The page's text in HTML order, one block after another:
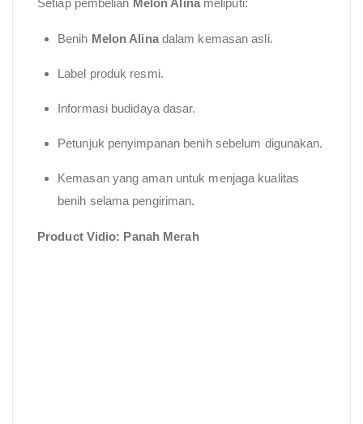
Benih Melon Alinadalam kemasan asli.
Label produk resmi.
Informasi budidaya dasar.
Petunjuk penyimpanan benih sebelum digunakan.
Kemasan yang aman untuk menjaga kualitas
benih selama pengiriman.
Product Vidio: Panah Merah